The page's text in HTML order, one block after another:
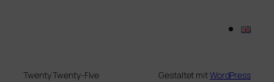
Twenty Twenty-Five Gestaltet mitWordPress